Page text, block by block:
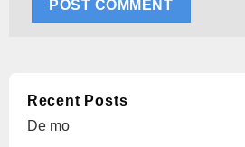
Recent Posts
De mo